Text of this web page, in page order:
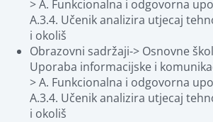
> A. Funkcionalna i odgovorna
A.3.4. Učenik analizira utjecaj
i okoliš
Obrazovni sadržaji-> Osnovne
Uporaba informacijske i
> A. Funkcionalna i odgovorna
A.3.4. Učenik analizira utjecaj
i okoliš